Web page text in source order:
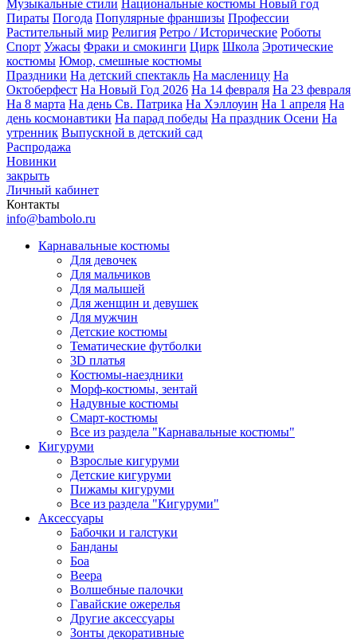
Музыкальные стили Национальные костюмы Новый год
Пираты Погода Популярные франшизы Профессии
Растительный мир Религия Ретро / Исторические Роботы
Спорт Ужасы Фраки и смокинги Цирк Школа Эротические
костюмы Юмор, смешные костюмы
Праздники На детский спектакль На масленицу На
Октоберфест На Новый Год 2026 На 14 февраля На 23 февраля
На 8 марта На день Св. Патрика На Хэллоуин На 1 апреля На
день космонавтики На парад победы На праздник Осени На
утренник Выпускной в детский сад
Распродажа
Новинки
закрыть
Личный кабинет
Контакты
info@bambolo.ru
Карнавальные костюмы
Для девочек
Для мальчиков
Для малышей
Для женщин и девушек
Для мужчин
Детские костюмы
Тематические футболки
3D платья
Костюмы-наездники
Морф-костюмы, зентай
Надувные костюмы
Смарт-костюмы
Все из раздела "Карнавальные костюмы"
Кигуруми
Взрослые кигуруми
Детские кигуруми
Пижамы кигуруми
Все из раздела "Кигуруми"
Аксессуары
Бабочки и галстуки
Банданы
Боа
Веера
Волшебные палочки
Гавайские ожерелья
Другие аксессуары
Зонты декоративные